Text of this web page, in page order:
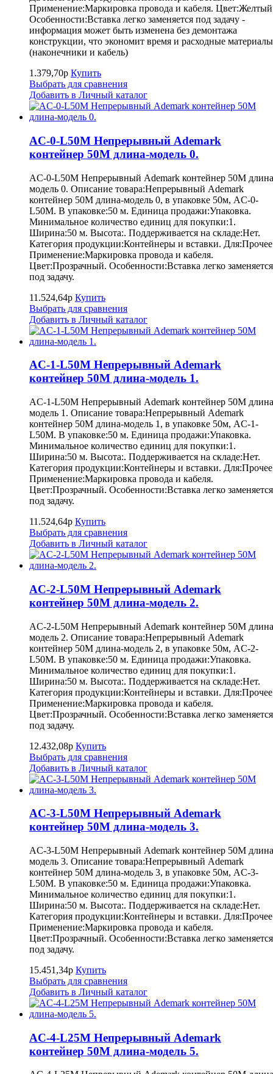
Применение:Маркировка провода и кабеля. Цвет:Желтый
Особенности:Вставка легко заменяется под задачу -
информация может быть изменена без демонтажа
конструкции, что экономит время и расходные материалы
(наконечники и кабель)
1.379,70р Купить
Выбрать для сравнения
Добавить в Личный каталог
AC-0-L50M Непрерывный Ademark
контейнер 50M длина-модель 0.
AC-0-L50M Непрерывный Ademark контейнер 50M
модель 0. Описание товара:Непрерывный Ademark
контейнер 50M длина-модель 0, в упаковке 50м, AC-0-
L50M. В упаковке:50 м. Единица продажи:Упаковка.
Минимальное количество единиц для покупки:1.
Ширина:50 м. Высота:. Поддерживается на складе:Нет.
Категория продукции:Контейнеры и вставки.
Применение:Маркировка провода и кабеля.
Цвет:Прозрачный. Особенности:Вставка легко заменяется
под задачу.
11.524,64р Купить
Выбрать для сравнения
Добавить в Личный каталог
AC-1-L50M Непрерывный Ademark
контейнер 50M длина-модель 1.
AC-1-L50M Непрерывный Ademark контейнер 50M
модель 1. Описание товара:Непрерывный Ademark
контейнер 50M длина-модель 1, в упаковке 50м, AC-1-
L50M. В упаковке:50 м. Единица продажи:Упаковка.
Минимальное количество единиц для покупки:1.
Ширина:50 м. Высота:. Поддерживается на складе:Нет.
Категория продукции:Контейнеры и вставки.
Применение:Маркировка провода и кабеля.
Цвет:Прозрачный. Особенности:Вставка легко заменяется
под задачу.
11.524,64р Купить
Выбрать для сравнения
Добавить в Личный каталог
AC-2-L50M Непрерывный Ademark
контейнер 50M длина-модель 2.
AC-2-L50M Непрерывный Ademark контейнер 50M
модель 2. Описание товара:Непрерывный Ademark
контейнер 50M длина-модель 2, в упаковке 50м, AC-2-
L50M. В упаковке:50 м. Единица продажи:Упаковка.
Минимальное количество единиц для покупки:1.
Ширина:50 м. Высота:. Поддерживается на складе:Нет.
Категория продукции:Контейнеры и вставки.
Применение:Маркировка провода и кабеля.
Цвет:Прозрачный. Особенности:Вставка легко заменяется
под задачу.
12.432,08р Купить
Выбрать для сравнения
Добавить в Личный каталог
AC-3-L50M Непрерывный Ademark
контейнер 50M длина-модель 3.
AC-3-L50M Непрерывный Ademark контейнер 50M
модель 3. Описание товара:Непрерывный Ademark
контейнер 50M длина-модель 3, в упаковке 50м, AC-3-
L50M. В упаковке:50 м. Единица продажи:Упаковка.
Минимальное количество единиц для покупки:1.
Ширина:50 м. Высота:. Поддерживается на складе:Нет.
Категория продукции:Контейнеры и вставки.
Применение:Маркировка провода и кабеля.
Цвет:Прозрачный. Особенности:Вставка легко заменяется
под задачу.
15.451,34р Купить
Выбрать для сравнения
Добавить в Личный каталог
AC-4-L25M Непрерывный Ademark
контейнер 50M длина-модель 5.